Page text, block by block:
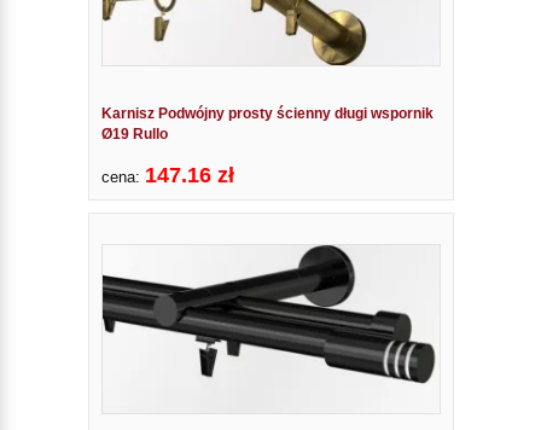
Karnisz Podwójny prosty ścienny długi wspornik
Ø19 Rullo
cena: 147.16 zł